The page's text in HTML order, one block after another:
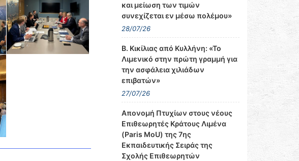
και μείωση των τιμών
συνεχίζεται εν μέσω πολέμου»
28/07/26
Β. Κικίλιας από Κυλλήνη: «Το
Λιμενικό στην πρώτη γραμμή για
την ασφάλεια χιλιάδων
επιβατών»
27/07/26
Απονομή Πτυχίων στους νέους
Επιθεωρητές Κράτους Λιμένα
(Paris MoU) της 7ης
Εκπαιδευτικής Σειράς της
Σχολής Επιθεωρητών